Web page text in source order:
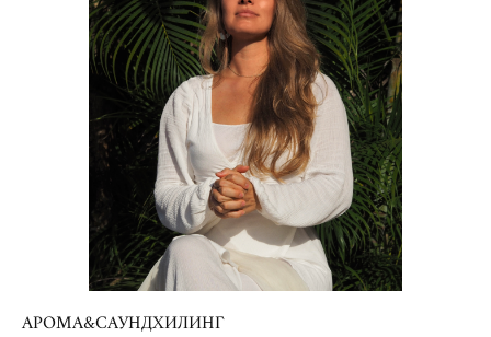
АРОМА&САУНДХИЛИНГ